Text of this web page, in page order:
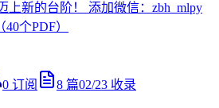
上新的台阶！ 添加微信：zbh_mlpy
个PDF）
0 订阅 8 篇02/23 收录